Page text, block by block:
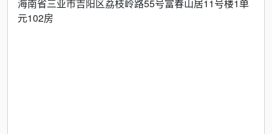
海南省三亚市吉阳区荔枝岭路55号富春山居11号楼1单
元102房